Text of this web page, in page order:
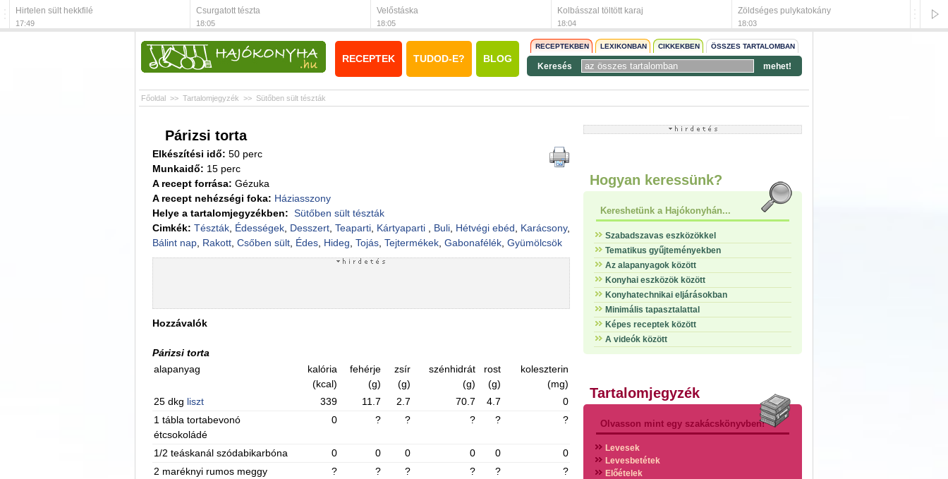
Hirtelen sült hekkfilé
17:49
Csurgatott tészta
18:05
Velőstáska
18:05
Kolbásszal töltött karaj
18:04
Zöldséges pulykatokány
18:03
RECEPTEK TUDOD-E? BLOG
RECEPTEKBEN LEXIKONBAN CIKKEKBEN ÖSSZES TARTALOMBAN
Keresés mehet!
Főoldal >> Tartalomjegyzék >> Sütőben sült tészták
Párizsi torta
Elkészítési idő: 50 perc
Munkaidő: 15 perc
A recept forrása: Gézuka
A recept nehézségi foka: Háziasszony
Helye a tartalomjegyzékben: Sütőben sült tészták
Cimkék: Tészták, Édességek, Desszert, Teaparti, Kártyaparti Buli, Hétvégi ebéd Karácsony,
Bálint nap, Rakott, Csőben sült, Édes, Hideg Tojás, Tejtermékek, Gabonafélék, Gyümölcsök
Hozzávalók
Párizsi torta
alapanyag
kalória
(kcal)
fehérje
(g)
zsír
(g)
szénhidrát
(g)
rost
(g)
koleszterin
(mg)
25 dkg liszt 339 11.7 2.7 70.7 4.7
0
1 tábla tortabevonó
étcsokoládé
0 ? ? ? ? ?
1/2 teáskanál szódabikarbóna 0 0 0 0 0
0
2 maréknyi rumos meggy
? ? ? ? ?
?
Hogyan keressünk?
Kereshetünk a Hajókonyhán...
Szabadszavas eszközökkel
Tematikus gyűjteményekben
Az alapanyagok között
Konyhai eszközök között
Konyhatechnikai eljárásokban
Minimális tapasztalattal
Képes receptek között
A videók között
Tartalomjegyzék
Olvasson mint egy szakácskönyvben!
Levesek
Levesbetétek
Előételek